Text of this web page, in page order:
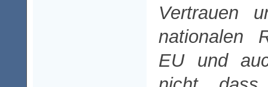
Vertrauen
nationalen
EU und